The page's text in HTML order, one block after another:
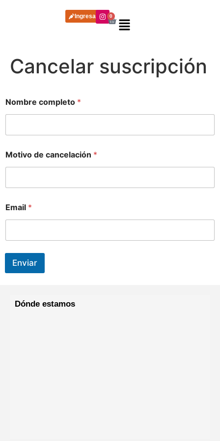
Ingresar 0
Cancelar suscripción
Nombre completo *
Motivo de cancelación *
*
d
Email *
Enviar
Dónde estamos